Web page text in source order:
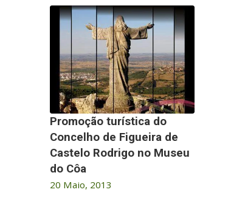
Promoção turística do
Concelho de Figueira de
Castelo Rodrigo no Museu
do Côa
20 Maio, 2013